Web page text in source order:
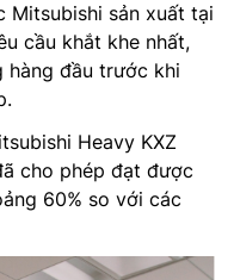
Mitsubishi sản xuất tại
cầu khắt khe nhất,
hàng đầu trước khi
Heavy KXZ
cho phép đạt được
60% so với các